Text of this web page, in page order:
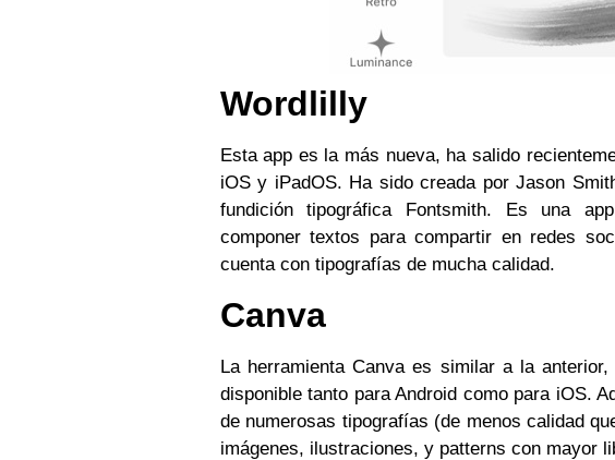
Wordlilly
Esta app es la más nueva, ha salido
iOS y iPadOS. Ha sido creada por Jason
fundición tipográfica Fontsmith. Es una
componer textos para compartir en redes
cuenta con tipografías de mucha calidad.
Canva
La herramienta Canva es similar a la
disponible tanto para Android como para iOS.
de numerosas tipografías (de menos calidad
imágenes, ilustraciones, y patterns con mayor